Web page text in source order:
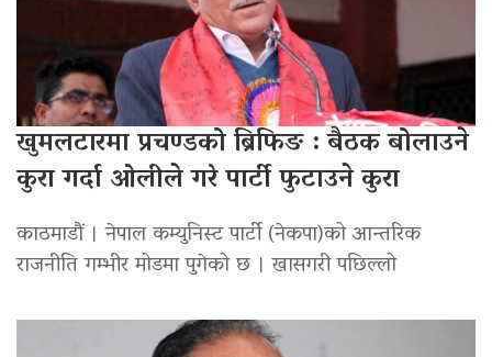
खुमलटारमा प्रचण्डको ब्रिफिङ : बैठक बोलाउने
कुरा गर्दा ओलीले गरे पार्टी फुटाउने कुरा
काठमाडौं । नेपाल कम्युनिस्ट पार्टी (नेकपा)को आन्तरिक
राजनीति गम्भीर मोडमा पुगेको छ । खासगरी पछिल्लो